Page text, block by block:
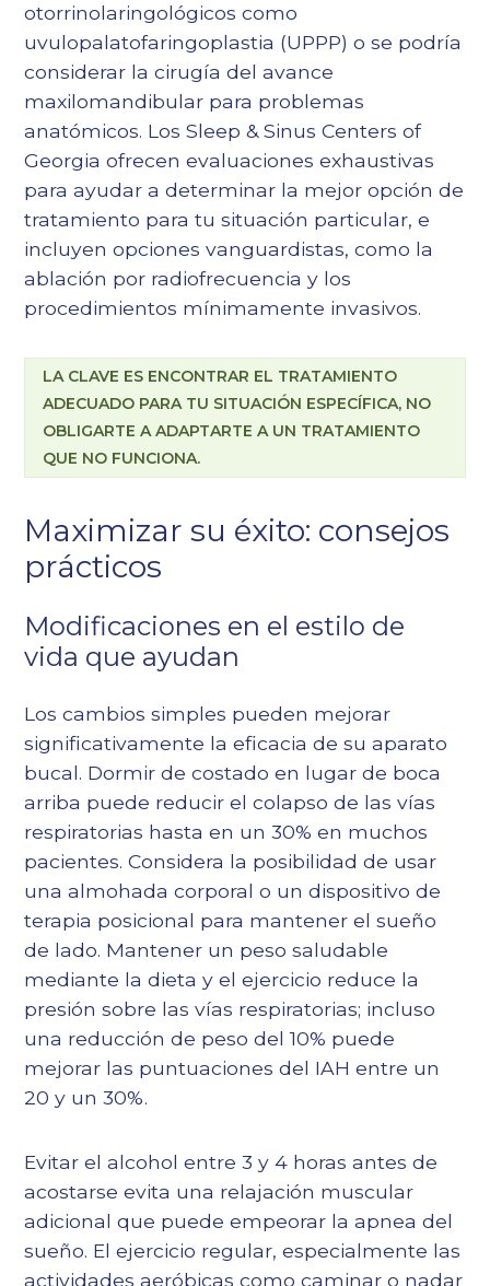
otorrinolaringológicos como
uvulopalatofaringoplastia (UPPP) o se podría
considerar la cirugía del avance
maxilomandibular para problemas
anatómicos. Los Sleep & Sinus Centers of
Georgia ofrecen evaluaciones exhaustivas
para ayudar a determinar la mejor opción de
tratamiento para tu situación particular, e
incluyen opciones vanguardistas, como la
ablación por radiofrecuencia y los
procedimientos mínimamente invasivos.
LA CLAVE ES ENCONTRAR EL TRATAMIENTO
ADECUADO PARA TU SITUACIÓN ESPECÍFICA, NO
OBLIGARTE A ADAPTARTE A UN TRATAMIENTO
QUE NO FUNCIONA.
Maximizar su éxito: consejos
prácticos
Modificaciones en el estilo de
vida que ayudan
Los cambios simples pueden mejorar
significativamente la eficacia de su aparato
bucal. Dormir de costado en lugar de boca
arriba puede reducir el colapso de las vías
respiratorias hasta en un 30% en muchos
pacientes. Considera la posibilidad de usar
una almohada corporal o un dispositivo de
terapia posicional para mantener el sueño
de lado. Mantener un peso saludable
mediante la dieta y el ejercicio reduce la
presión sobre las vías respiratorias; incluso
una reducción de peso del 10% puede
mejorar las puntuaciones del IAH entre un
20 y un 30%.
Evitar el alcohol entre 3 y 4 horas antes de
acostarse evita una relajación muscular
adicional que puede empeorar la apnea del
sueño. El ejercicio regular, especialmente las
actividades aeróbicas como caminar o nadar